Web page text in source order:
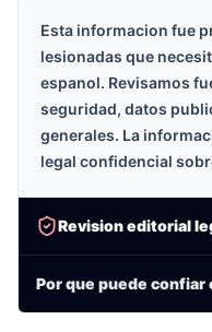
Esta informacion fue
lesionadas que
espanol. Revisamos
seguridad, datos
generales. La
legal confidencial
Revision editorial
Por que puede